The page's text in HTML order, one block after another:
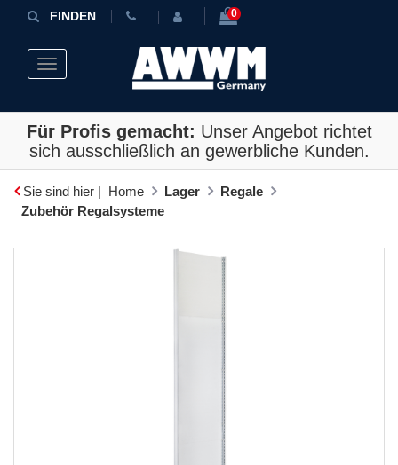
FINDEN 0
Toggle navigation
Für Profis gemacht: Unser Angebot richtet
sich ausschließlich an gewerbliche Kunden.
Sie sind hier | Home Lager
Regale
Zubehör Regalsysteme